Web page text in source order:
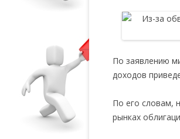
По заявлению
доходов
По его словам,
рынках